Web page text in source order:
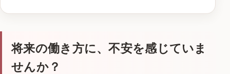
将来の働き方に、不安を感じていま
せんか？